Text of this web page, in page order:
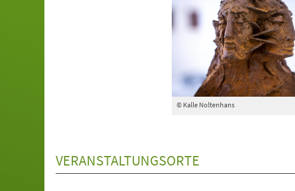
© Kalle Noltenhans
VERANSTALTUNGSORTE